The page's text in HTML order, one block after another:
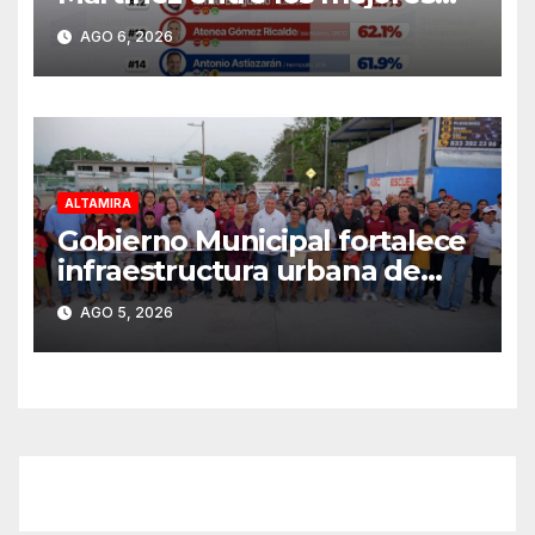
alcaldes del país y número
uno en Tamaulipas
AGO 6, 2026
ALTAMIRA
Gobierno Municipal fortalece
infraestructura urbana de
Altamira
AGO 5, 2026